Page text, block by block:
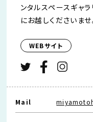
ンタルスペースギャ
にお越しくださいませ
WEBサイト
Mail